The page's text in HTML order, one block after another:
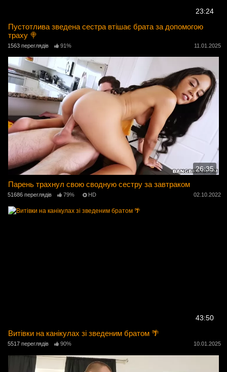
23:24
Пустотлива зведена сестра втішає брата за допомогою
траху 🍭
1563 переглядів 91% 11.01.2025
26:35
Парень трахнул свою сводную сестру за завтраком
51686 переглядів 79% HD 02.10.2022
43:50
Витівки на канікулах зі зведеним братом 🌴
5517 переглядів 90% 10.01.2025